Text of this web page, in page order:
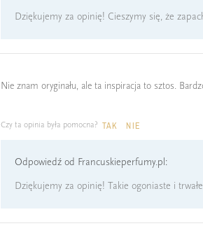
Dziękujemy za opinię! Cieszymy się, że
Nie znam oryginału, ale ta inspiracja to sztos.
Czy ta opinia była pomocna? TAK NIE
Odpowiedź od Francuskieperfumy.pl:
Dziękujemy za opinię! Takie ogoniaste i